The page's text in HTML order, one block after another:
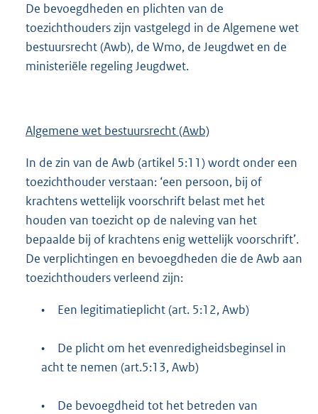
De bevoegdheden en plichten van de
toezichthouders zijn vastgelegd in de Algemene wet
bestuursrecht (Awb), de Wmo, de Jeugdwet en de
ministeriële regeling Jeugdwet.
Algemene wet bestuursrecht (Awb)
In de zin van de Awb (artikel 5:11) wordt onder een
toezichthouder verstaan: ‘een persoon, bij of
krachtens wettelijk voorschrift belast met het
houden van toezicht op de naleving van het
bepaalde bij of krachtens enig wettelijk voorschrift’.
De verplichtingen en bevoegdheden die de Awb aan
toezichthouders verleend zijn:
• Een legitimatieplicht (art. 5:12, Awb)
•
De plicht om het evenredigheidsbeginsel in
acht te nemen (art.5:13, Awb)
•
De bevoegdheid tot het betreden van